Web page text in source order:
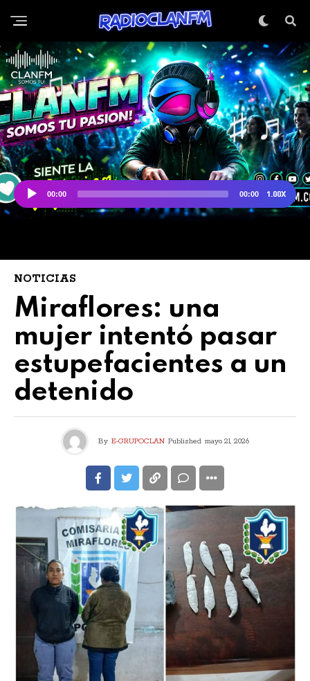
NOTICIAS
Miraflores: una
mujer intentó pasar
estupefacientes a un
detenido
By E-GRUPOCLAN Published mayo 21, 2026